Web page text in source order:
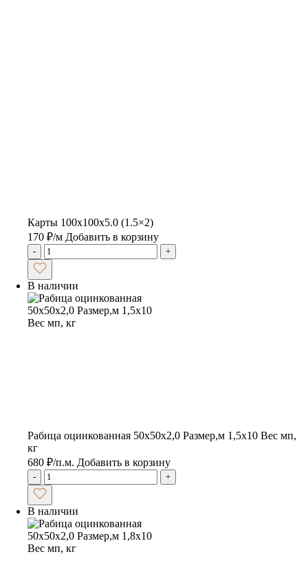
Карты 100x100x5.0 (1.5×2)
170 ₽/м Добавить в корзину
- +
В наличии
Рабица оцинкованная 50х50х2,0 Размер,м 1,5х10 Вес мп,
кг
680 ₽/п.м. Добавить в корзину
- +
В наличии